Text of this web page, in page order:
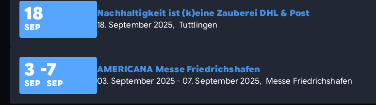
18
SEP
Nachhaltigkeit ist (k)eine Zauberei DHL & Post
18. September 2025, Tuttlingen
3
SEP
-7
SEP
AMERICANA Messe Friedrichshafen
03. September 2025 - 07. September 2025, Messe Friedrichshafen